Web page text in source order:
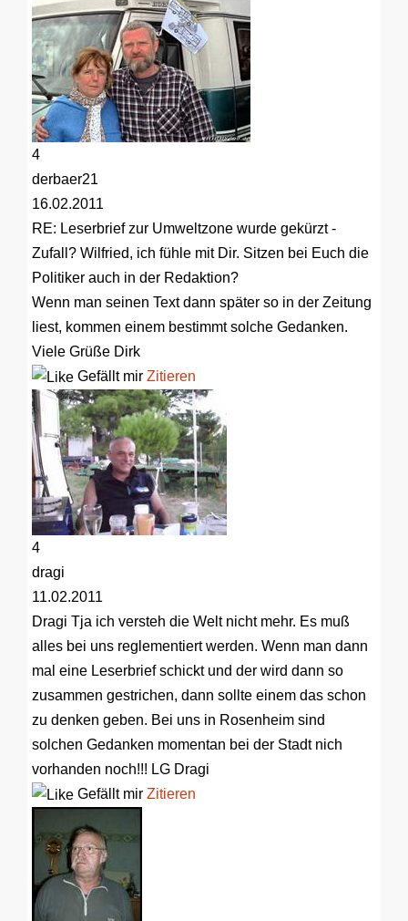
4
derbaer21
16.02.2011
RE: Leserbrief zur Umweltzone wurde gekürzt -
Zufall? Wilfried, ich fühle mit Dir. Sitzen bei Euch die
Politiker auch in der Redaktion?
Wenn man seinen Text dann später so in der Zeitung
liest, kommen einem bestimmt solche Gedanken.
Viele Grüße Dirk
Gefällt mir Zitieren
4
dragi
11.02.2011
Dragi Tja ich versteh die Welt nicht mehr. Es muß
alles bei uns reglementiert werden. Wenn man dann
mal eine Leserbrief schickt und der wird dann so
zusammen gestrichen, dann sollte einem das schon
zu denken geben. Bei uns in Rosenheim sind
solchen Gedanken momentan bei der Stadt nich
vorhanden noch!!! LG Dragi
Gefällt mir Zitieren